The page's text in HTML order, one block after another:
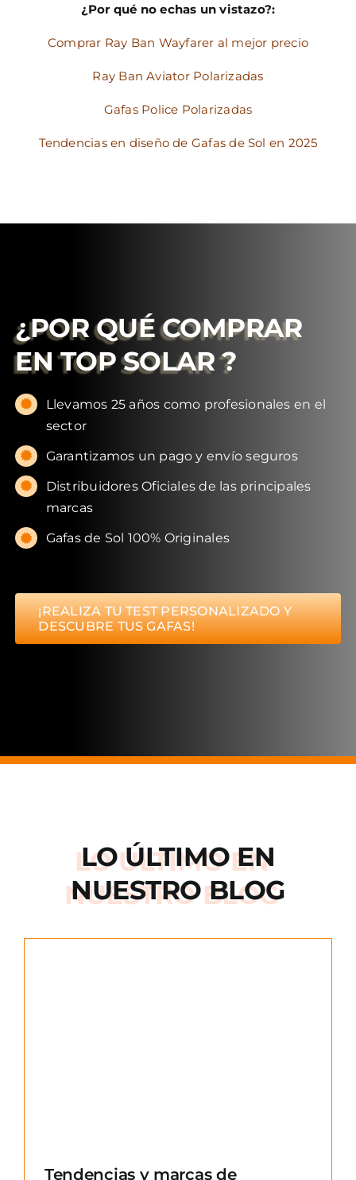
¿Por qué no echas un vistazo?:
Comprar Ray Ban Wayfarer al mejor precio
Ray Ban Aviator Polarizadas
Gafas Police Polarizadas
Tendencias en diseño de Gafas de Sol en 2025
¿POR QUÉ COMPRAR
EN TOP SOLAR ?
Llevamos 25 años como profesionales en el
sector
Garantizamos un pago y envío seguros
Distribuidores Oficiales de las principales
marcas
Gafas de Sol 100% Originales
¡REALIZA TU TEST PERSONALIZADO Y
DESCUBRE TUS GAFAS!
LO ÚLTIMO EN
NUESTRO BLOG
Tendencias y marcas de